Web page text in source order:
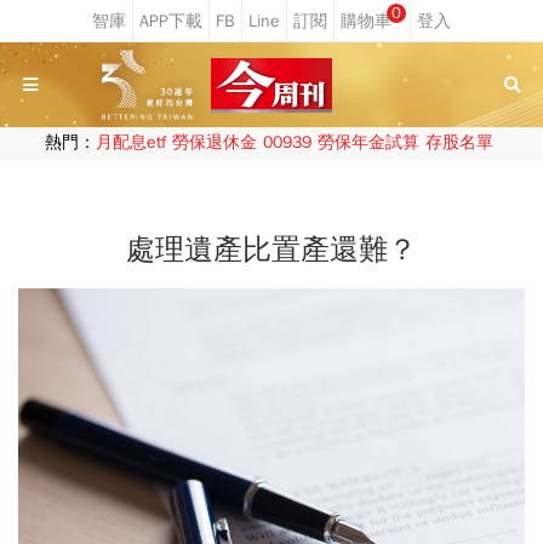
0
熱門： 月配息etf 勞保退休金 00939 勞保年金試算 存股名單
處理遺產比置產還難？